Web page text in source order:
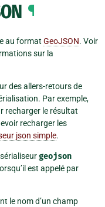
¶
au format GeoJSON. Voir
sur la
des allers-retours de
Par exemple,
recharger le résultat
recharger les
json simple.
geojson
est appelé par
le nom d’un champ